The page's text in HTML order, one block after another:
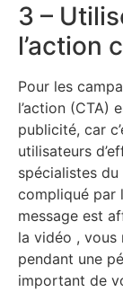
3 –
l’action
Pour les
l’action (CTA)
publicité, car
utilisateurs
spécialistes
compliqué par
message est
la vidéo , vous
pendant une
important de